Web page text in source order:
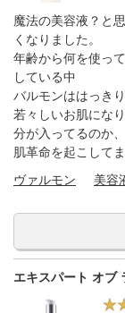
魔法の美容液？と
くなりました。
年齢から何を使っ
している中
バルモンははっき
若々しいお肌にな
分が入ってるのか、
肌革命を起こしてま
ヴァルモン
美容
エキスパート オブ